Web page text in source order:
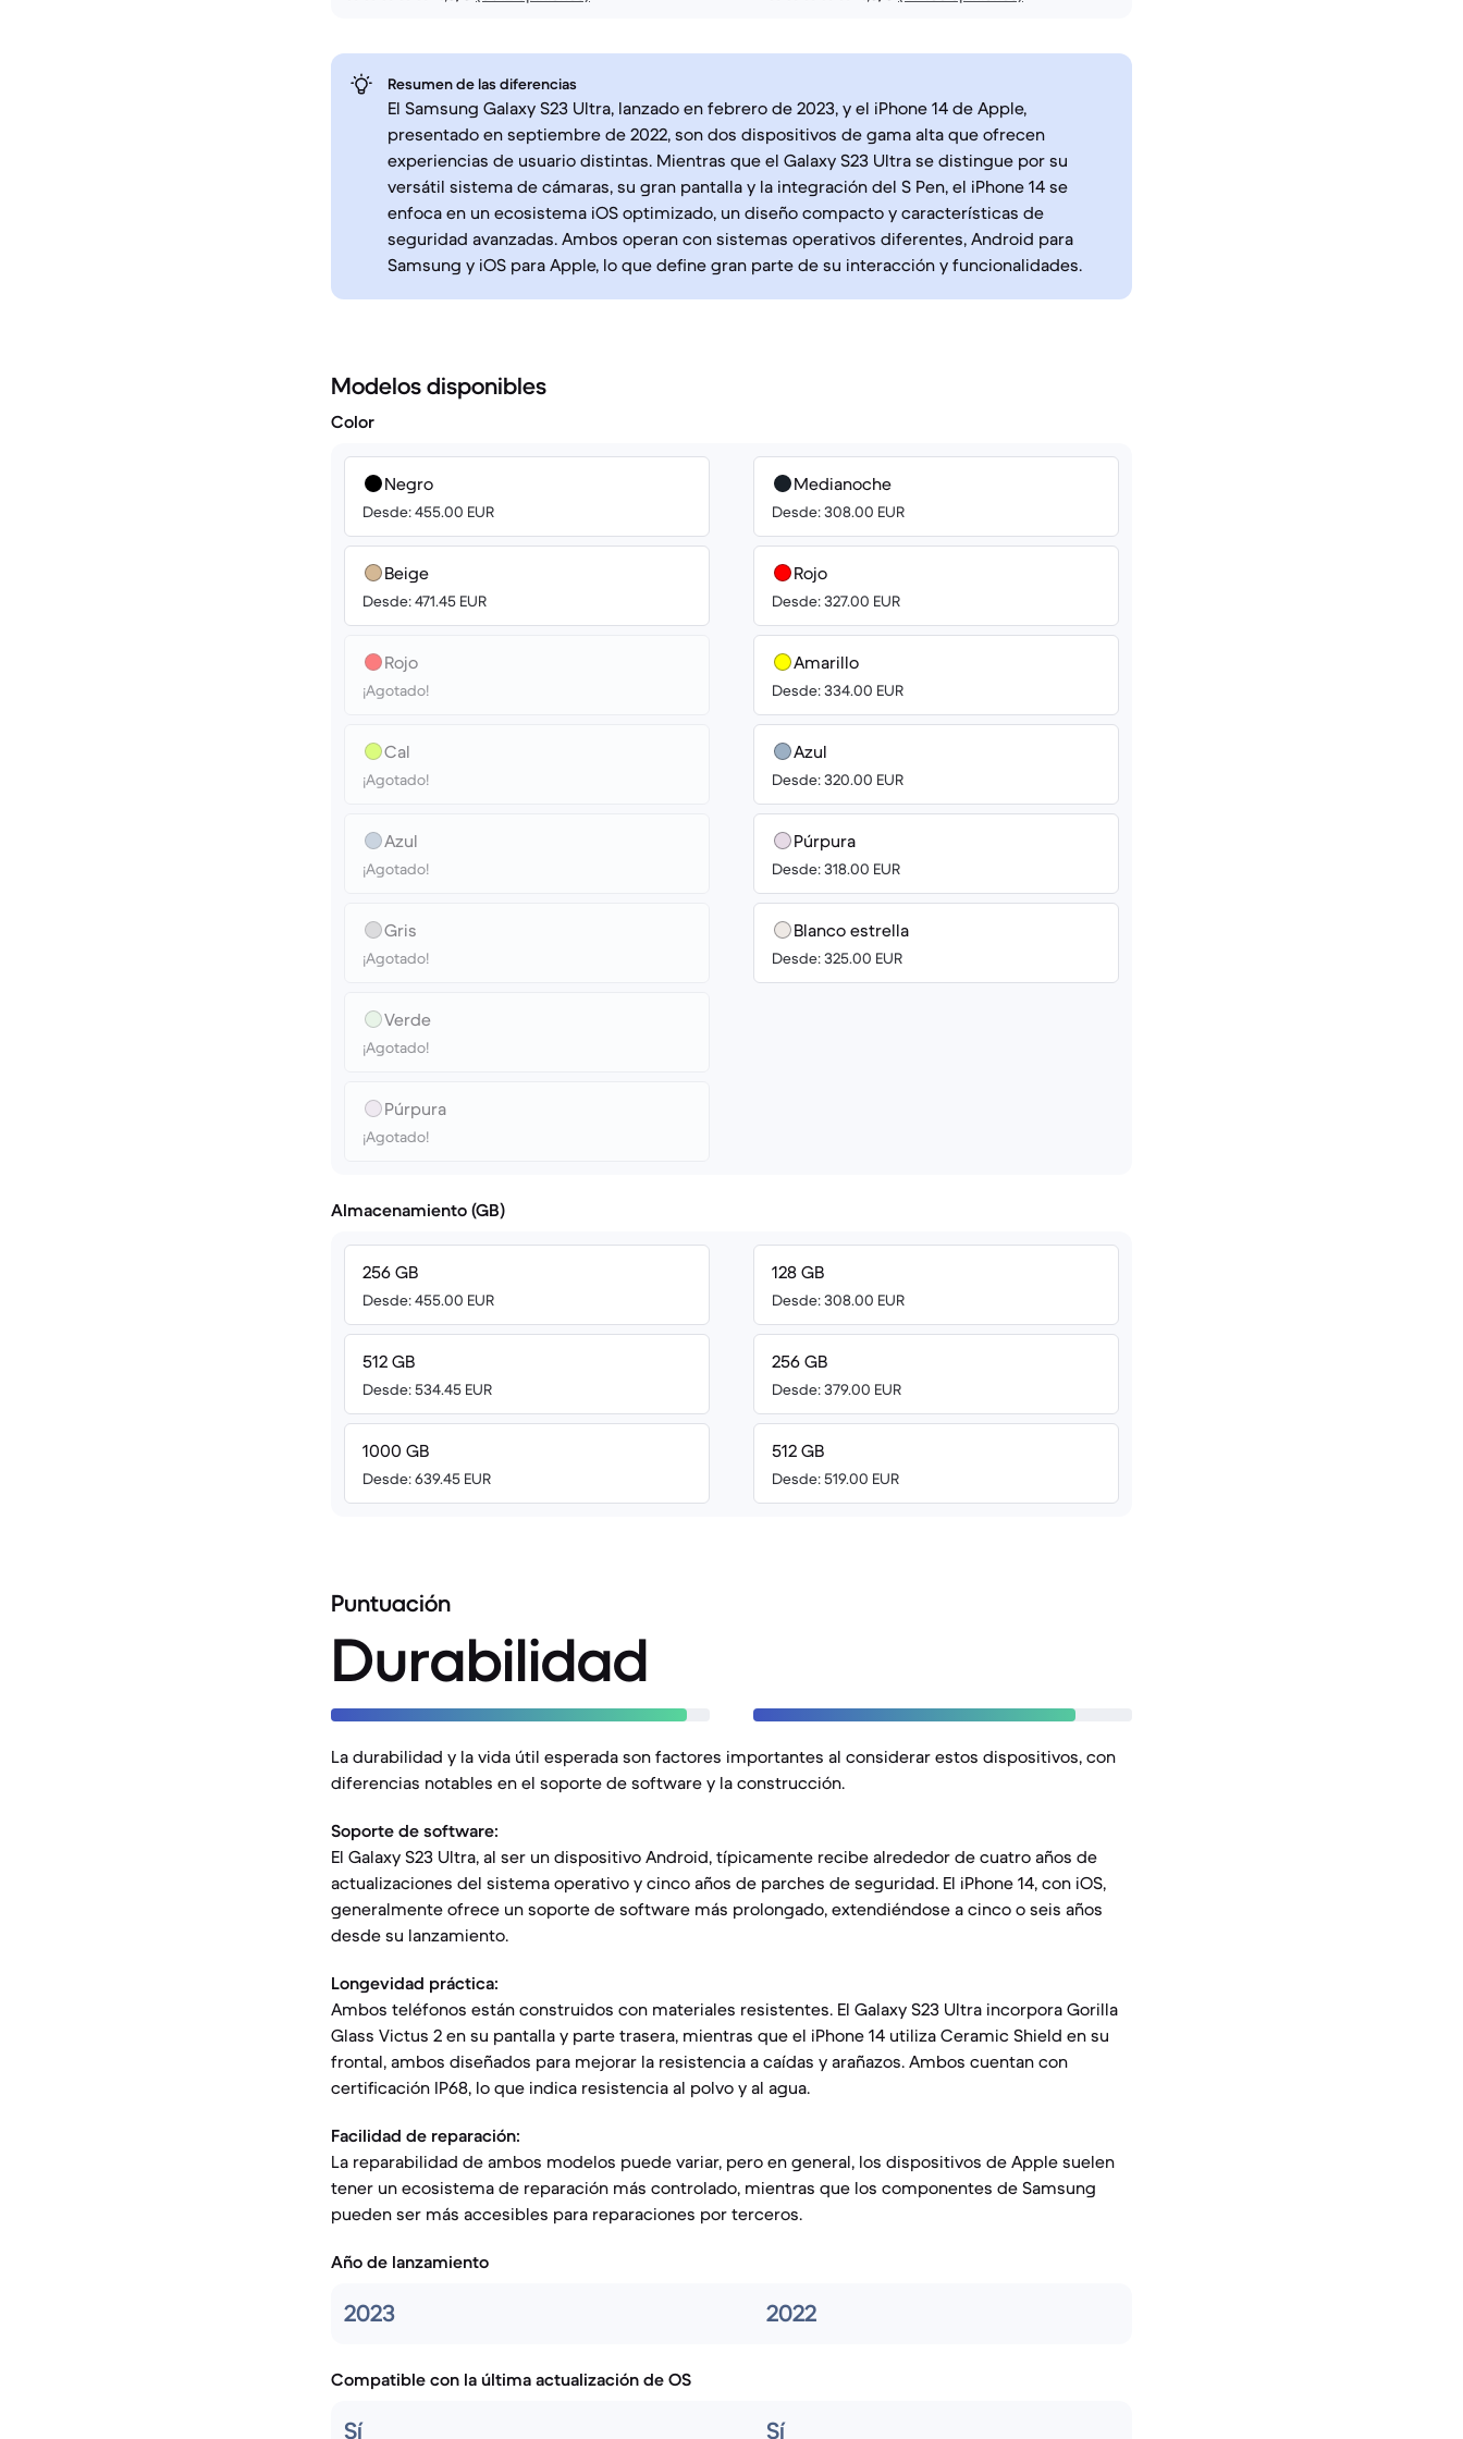
Resumen de las diferencias
El Samsung Galaxy S23 Ultra, lanzado en febrero de 2023, y el iPhone 14 de Apple,
presentado en septiembre de 2022, son dos dispositivos de gama alta que ofrecen
experiencias de usuario distintas. Mientras que el Galaxy S23 Ultra se distingue por su
versátil sistema de cámaras, su gran pantalla y la integración del S Pen, el iPhone 14 se
enfoca en un ecosistema iOS optimizado, un diseño compacto y características de
seguridad avanzadas. Ambos operan con sistemas operativos diferentes, Android para
Samsung y iOS para Apple, lo que define gran parte de su interacción y funcionalidades.
Modelos disponibles
Color
Negro
Desde: 455.00 EUR
Beige
Desde: 471.45 EUR
Rojo
¡Agotado!
Cal
¡Agotado!
Azul
¡Agotado!
Gris
¡Agotado!
Verde
¡Agotado!
Púrpura
¡Agotado!
Medianoche
Desde: 308.00 EUR
Rojo
Desde: 327.00 EUR
Amarillo
Desde: 334.00 EUR
Azul
Desde: 320.00 EUR
Púrpura
Desde: 318.00 EUR
Blanco estrella
Desde: 325.00 EUR
Almacenamiento (GB)
256 GB
Desde: 455.00 EUR
512 GB
Desde: 534.45 EUR
1000 GB
Desde: 639.45 EUR
128 GB
Desde: 308.00 EUR
256 GB
Desde: 379.00 EUR
512 GB
Desde: 519.00 EUR
Puntuación
Durabilidad
La durabilidad y la vida útil esperada son factores importantes al considerar estos dispositivos, con
diferencias notables en el soporte de software y la construcción.
Soporte de software:
El Galaxy S23 Ultra, al ser un dispositivo Android, típicamente recibe alrededor de cuatro años de
actualizaciones del sistema operativo y cinco años de parches de seguridad. El iPhone 14, con iOS,
generalmente ofrece un soporte de software más prolongado, extendiéndose a cinco o seis años
desde su lanzamiento.
Longevidad práctica:
Ambos teléfonos están construidos con materiales resistentes. El Galaxy S23 Ultra incorpora Gorilla
Glass Victus 2 en su pantalla y parte trasera, mientras que el iPhone 14 utiliza Ceramic Shield en su
frontal, ambos diseñados para mejorar la resistencia a caídas y arañazos. Ambos cuentan con
certificación IP68, lo que indica resistencia al polvo y al agua.
Facilidad de reparación:
La reparabilidad de ambos modelos puede variar, pero en general, los dispositivos de Apple suelen
tener un ecosistema de reparación más controlado, mientras que los componentes de Samsung
pueden ser más accesibles para reparaciones por terceros.
Año de lanzamiento
2023 2022
Compatible con la última actualización de OS
Sí Sí